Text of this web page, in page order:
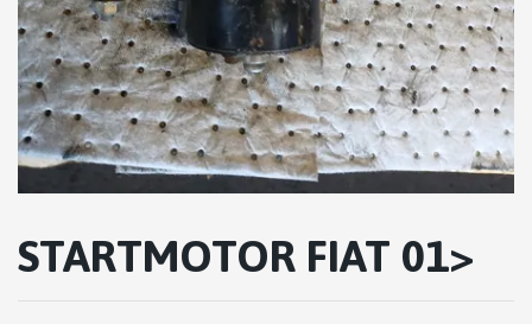
STARTMOTOR FIAT 01>